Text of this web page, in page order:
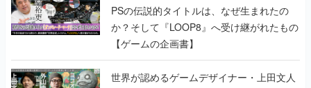
世界が認めるゲームデザイナー・上田文人
とはいったい何が凄いのか？ ヨコオタロ
ウ・外山圭一郎らと共に『ICO』に込めら
れたこだわりを語り尽くす！【ゲームの企